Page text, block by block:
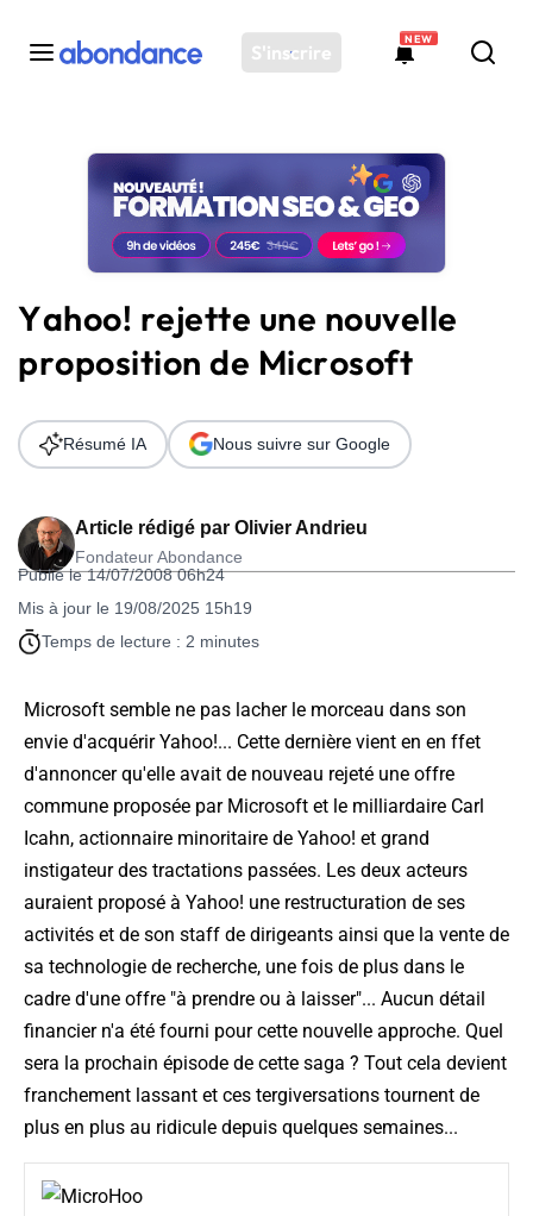
S'inscrire
NEW
Toutes les actus
Actus SEO
Plateforme
Solutions
Ressources
Audit SEO
Yahoo! rejette une nouvelle
proposition de Microsoft
Article rédigé par Olivier Andrieu
Fondateur Abondance
Publié le 14/07/2008 06h24
Mis à jour le 19/08/2025 15h19
Temps de lecture : 2 minutes
Résumé IA Nous suivre sur Google
Microsoft semble ne pas lacher le morceau dans son
envie d'acquérir Yahoo!... Cette dernière vient en en ffet
d'annoncer qu'elle avait de nouveau rejeté une offre
commune proposée par Microsoft et le milliardaire Carl
Icahn, actionnaire minoritaire de Yahoo! et grand
instigateur des tractations passées. Les deux acteurs
auraient proposé à Yahoo! une restructuration de ses
activités et de son staff de dirigeants ainsi que la vente de
sa technologie de recherche, une fois de plus dans le
cadre d'une offre "à prendre ou à laisser"... Aucun détail
financier n'a été fourni pour cette nouvelle approche. Quel
sera la prochain épisode de cette saga ? Tout cela devient
franchement lassant et ces tergiversations tournent de
plus en plus au ridicule depuis quelques semaines...